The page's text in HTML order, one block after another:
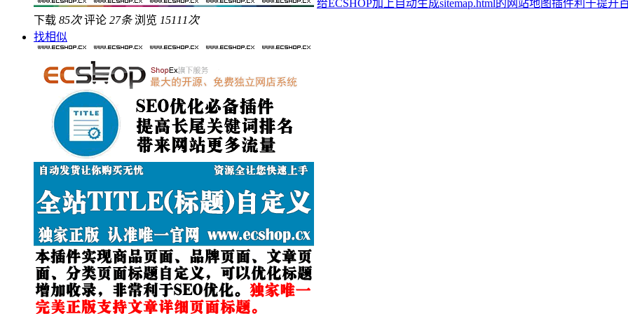
给ECSHOP加上自动生成sitemap.html的网站地图插件利于提升
下载 85次 评论 27条 浏览 15111次
找相似